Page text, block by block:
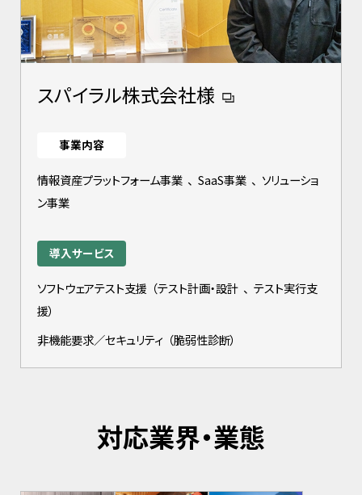
スパイラル株式会社様
事業内容
情報資産プラットフォーム事業 、 SaaS事業 、 ソリューショ
ン事業
導入サービス
ソフトウェアテスト支援 （テスト計画・設計 、 テスト実行支
援）
非機能要求／セキュリティ （脆弱性診断）
対応業界・業態